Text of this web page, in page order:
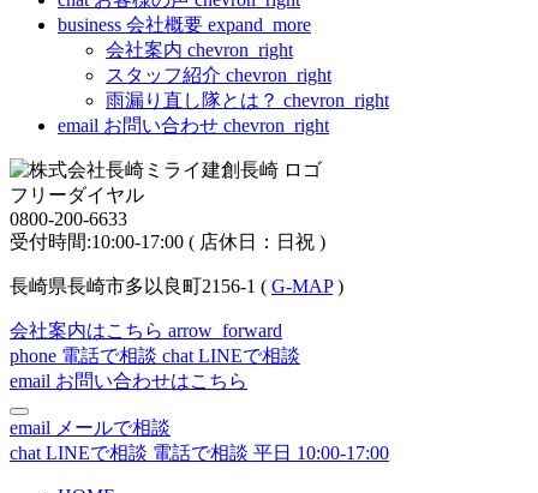
business 会社概要 expand_more
会社案内 chevron_right
スタッフ紹介 chevron_right
雨漏り直し隊とは？ chevron_right
email お問い合わせ chevron_right
フリーダイヤル
0800-200-6633
受付時間:10:00-17:00 ( 店休日：日祝 )
長崎県長崎市多以良町2156-1 ( G-MAP)
会社案内はこちら arrow_forward
phone 電話で相談 chat LINEで相談
email お問い合わせはこちら
email メールで相談
chat LINEで相談 電話で相談 平日 10:00-17:00